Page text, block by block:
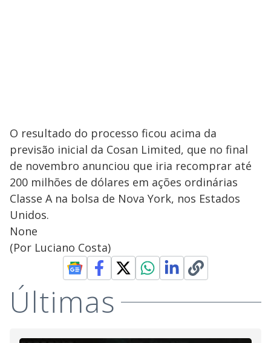
O resultado do processo ficou acima da
previsão inicial da Cosan Limited, que no final
de novembro anunciou que iria recomprar até
200 milhões de dólares em ações ordinárias
Classe A na bolsa de Nova York, nos Estados
Unidos.
None
(Por Luciano Costa)
Últimas